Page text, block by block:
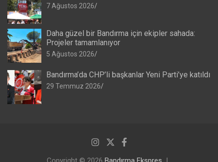
7 Ağustos 2026
Daha güzel bir Bandırma için ekipler sahada:
Projeler tamamlanıyor
5 Ağustos 2026
Bandırma’da CHP’li başkanlar Yeni Parti’ye katıldı
29 Temmuz 2026